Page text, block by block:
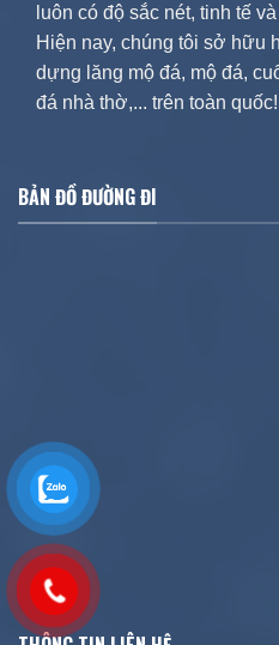
luôn có độ sắc nét, tinh tế
Hiện nay, chúng tôi sở hữu
dựng lăng mộ đá, mộ đá,
đá nhà thờ,... trên toàn quốc!
BẢN ĐỒ ĐƯỜNG ĐI